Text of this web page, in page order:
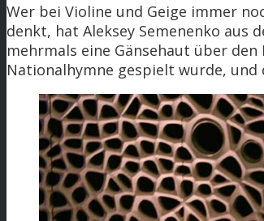
Wer bei Violine und Geige immer
denkt, hat Aleksey Semenenko aus
mehrmals eine Gänsehaut über den
Nationalhymne gespielt wurde,